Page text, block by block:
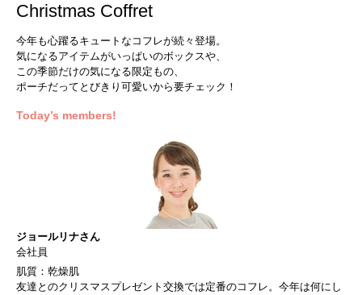
Christmas Coffret
今年も心躍るキュートなコフレが続々登場。
気になるアイテムがいっぱいのボックスや、
この季節だけの気になる限定もの、
ポーチだってとびきり可愛いから要チェック！
Today’s members!
ジョールリナさん
会社員
肌質：乾燥肌
友達とのクリスマスプレゼント交換では定番のコフレ。今年は何にし